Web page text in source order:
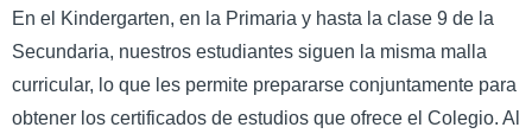
En el Kindergarten, en la Primaria y hasta la clase 9 de la
Secundaria, nuestros estudiantes siguen la misma malla
curricular, lo que les permite prepararse conjuntamente para
obtener los certificados de estudios que ofrece el Colegio. Al